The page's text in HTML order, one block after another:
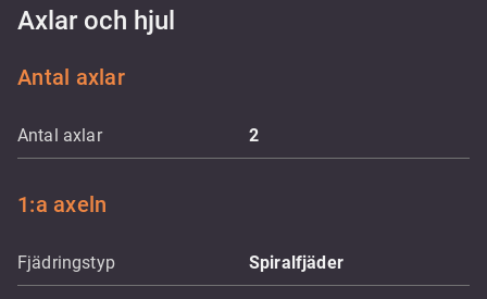
Axlar och hjul
Antal axlar
Antal axlar 2
1:a axeln
Fjädringstyp Spiralfjäder